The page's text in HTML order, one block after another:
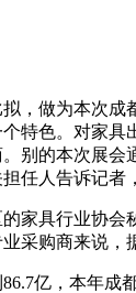
做为本次成
特色。对家
别的本次展
人告诉记
具行业协会
采购商来说，
亿，本年成